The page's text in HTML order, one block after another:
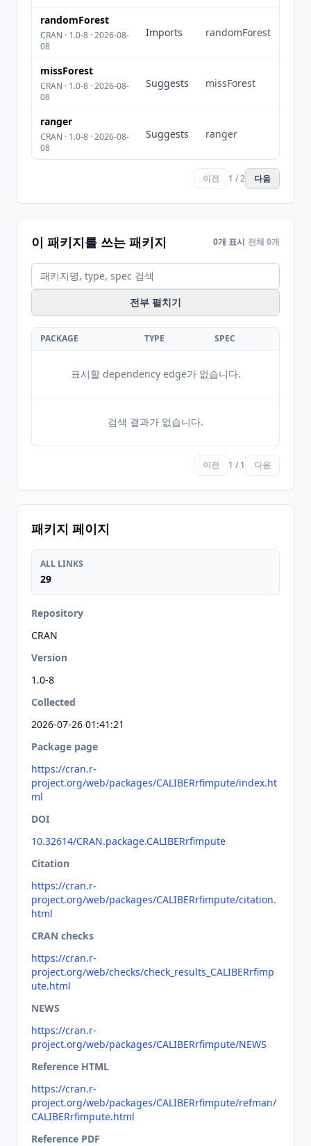
randomForest
CRAN · 1.0-8 · 2026-08-
08
Imports randomForest
missForest
CRAN · 1.0-8 · 2026-08-
08
Suggests missForest
ranger
CRAN · 1.0-8 · 2026-08-
08
Suggests ranger
이전 1 / 2 다음
이 패키지를 쓰는 패키지 0개 표시 전체 0개
전부 펼치기
PACKAGE TYPE SPEC
표시할 dependency edge가 없습니다.
검색 결과가 없습니다.
이전 1 / 1 다음
패키지 페이지
ALL LINKS
29
Repository
CRAN
Version
1.0-8
Collected
2026-07-26 01:41:21
Package page
https://cran.r-
project.org/web/packages/CALIBERrfimpute/index.ht
ml
DOI
10.32614/CRAN.package.CALIBERrfimpute
Citation
https://cran.r-
project.org/web/packages/CALIBERrfimpute/citation.
html
CRAN checks
https://cran.r-
project.org/web/checks/check_results_CALIBERrfimp
ute.html
NEWS
https://cran.r-
project.org/web/packages/CALIBERrfimpute/NEWS
Reference HTML
https://cran.r-
project.org/web/packages/CALIBERrfimpute/refman/
CALIBERrfimpute.html
Reference PDF